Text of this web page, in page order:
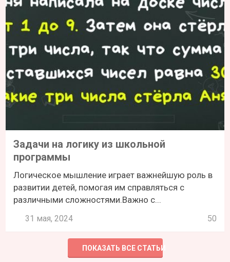
Задачи на логику из школьной
программы
Логическое мышление играет важнейшую роль в
развитии детей, помогая им справляться с
различными сложностями.Важно с...
31 мая, 2024 50
ПОКАЗАТЬ ВСЕ СТАТЬИ